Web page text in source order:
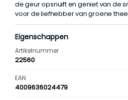
de geur opsnuift en geniet van de
voor de liefhebber van groene
Eigenschappen
Artikelnummer
22560
EAN
4009636024479